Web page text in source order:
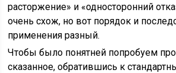
расторжение» и «односторонний
очень схож, но вот порядок и
применения разный.
Чтобы было понятней попробуем
сказанное, обратившись к